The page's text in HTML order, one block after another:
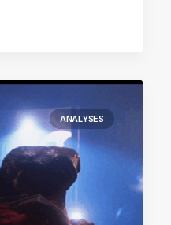
ANALYSES